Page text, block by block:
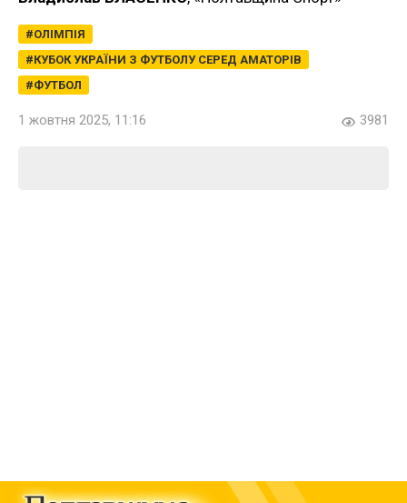
ОЛІМПІЯ
КУБОК УКРАЇНИ З ФУТБОЛУ СЕРЕД АМАТОРІВ
ФУТБОЛ
1 жовтня 2025, 11:16 3981